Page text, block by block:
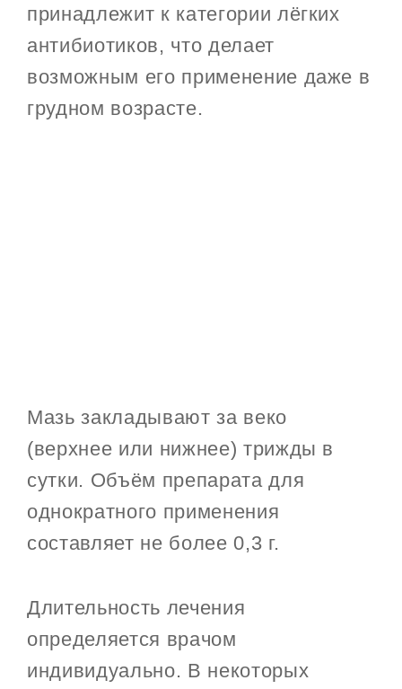
принадлежит к категории лёгких
антибиотиков, что делает
возможным его применение даже в
грудном возрасте.
Мазь закладывают за веко
(верхнее или нижнее) трижды в
сутки. Объём препарата для
однократного применения
составляет не более 0,3 г.
Длительность лечения
определяется врачом
индивидуально. В некоторых